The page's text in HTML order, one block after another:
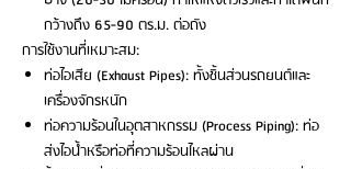
กว้างถึง 65-90 ตร.ม. ต่อถัง
การใช้งานที่เหมาะสม:
ท่อไอเสีย (Exhaust Pipes): ทั้งชิ้นส่วนรถยนต์และ
เครื่องจักรหนัก
ท่อความร้อนในอุตสาหกรรม (Process Piping): ท่อ
ส่งไอน้ำหรือท่อที่ความร้อนไหลผ่าน